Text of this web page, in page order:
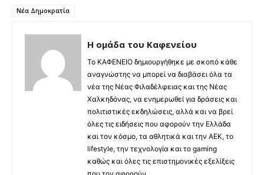
Νέα Δημοκρατία
Η ομάδα του Καφενείου
Το ΚΑΦΕΝΕΙΟ δημιουργήθηκε με σκοπό κάθε
αναγνώστης να μπορεί να διαβάσει όλα τα
νέα της Νέας Φιλαδέλφειας και της Νέας
Χαλκηδόνας, να ενημερωθεί για δράσεις και
πολιτιστικές εκδηλώσεις, αλλά και να βρεί
όλες τις ειδήσεις που αφορούν την Ελλάδα
και τον κόσμο, τα αθλητικά και την ΑΕΚ, το
lifestyle, την τεχνολογία και το gaming
καθώς και όλες τις επιστημονικές εξελίξεις